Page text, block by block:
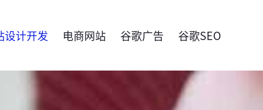
设计开发 电商网站 谷歌广告 谷歌SEO